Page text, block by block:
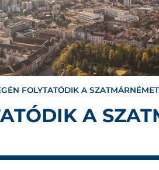
FOLYTATÓDIK A
A